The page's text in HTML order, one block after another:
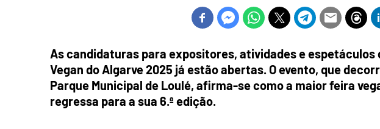
As candidaturas para expositores, atividades e espetáculos
Vegan do Algarve 2025 já estão abertas. O evento, que
Parque Municipal de Loulé, afirma-se como a maior feira
regressa para a sua 6.ª edição.